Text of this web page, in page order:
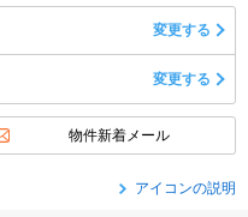
変更する
変更する
物件新着メール
アイコンの説明